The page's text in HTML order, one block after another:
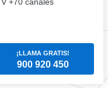
¡LLAMA GRATIS!
900 920 450